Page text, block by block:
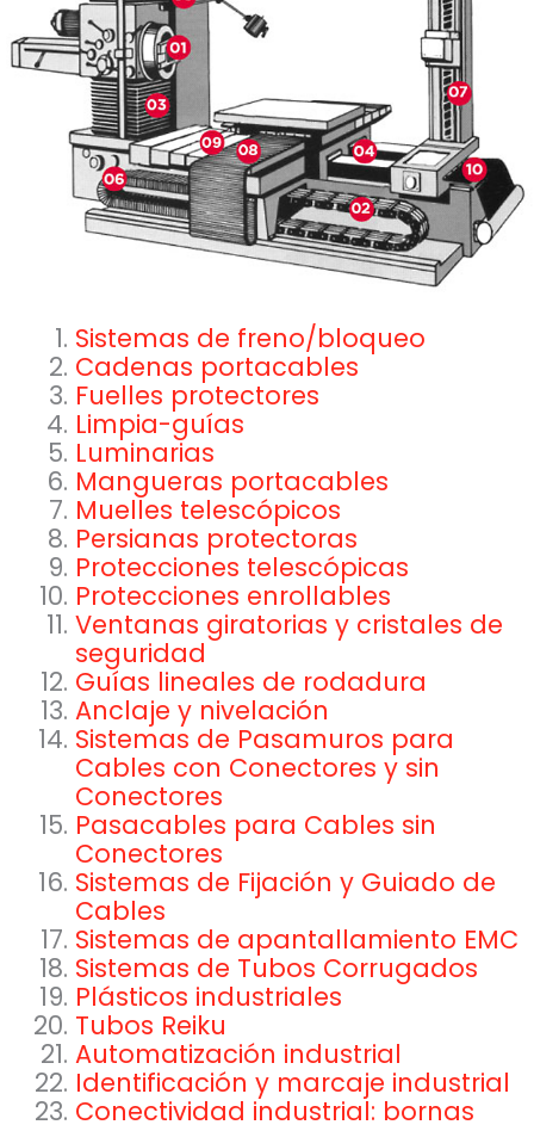
Sistemas de freno/bloqueo
Cadenas portacables
Fuelles protectores
Limpia-guías
Luminarias
Mangueras portacables
Muelles telescópicos
Persianas protectoras
Protecciones telescópicas
Protecciones enrollables
Ventanas giratorias y cristales de
seguridad
Guías lineales de rodadura
Anclaje y nivelación
Sistemas de Pasamuros para
Cables con Conectores y sin
Conectores
Pasacables para Cables sin
Conectores
Sistemas de Fijación y Guiado de
Cables
Sistemas de apantallamiento EMC
Sistemas de Tubos Corrugados
Plásticos industriales
Tubos Reiku
Automatización industrial
Identificación y marcaje industrial
Conectividad industrial: bornas